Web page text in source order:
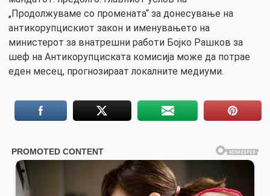
„Продолжуваме со промената“ за донесување на
антикорупцискиот закон и именувањето на
министерот за внатрешни работи Бојко Рашков за
шеф на Антикорупциската комисија може да потрае
еден месец, прогнозираат локалните медиуми.